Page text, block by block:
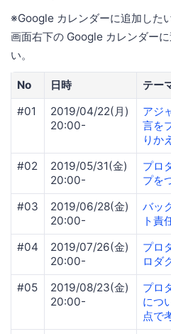
※Google カレンダーに追加した
画面右下の Google カレンダー
い。
No 日時
テー
#01
2019/04/22(月)
20:00-
アジ
言を
りか
#02
2019/05/31(金)
20:00-
プロ
プを
#03
2019/06/28(金)
20:00-
バッ
ト責
#04
2019/07/26(金)
20:00-
プロ
ロダ
#05
2019/08/23(金)
20:00-
プロ
につ
点で